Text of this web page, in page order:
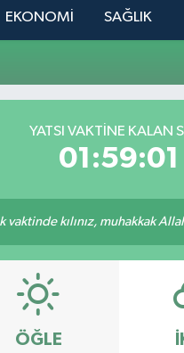
EKONOMİ SAĞLIK
YATSI VAKTINE KALAN
01:59:01
vaktinde kılınız, muhakkak
ÖĞLE